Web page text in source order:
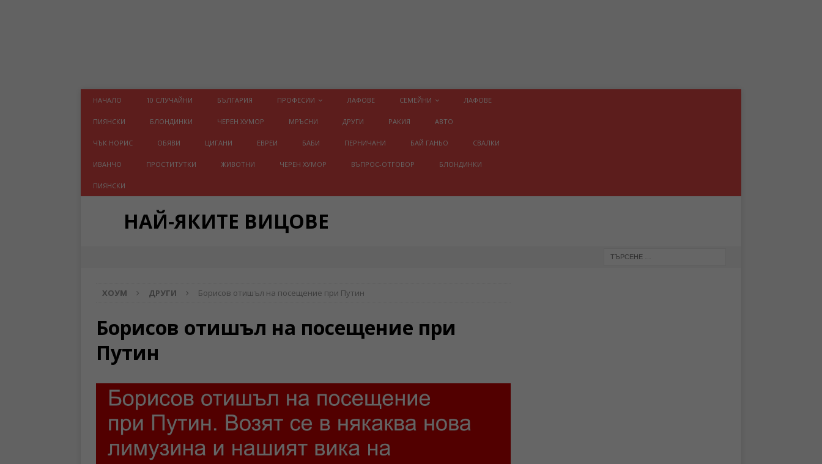
НАЧАЛО 10 СЛУЧАЙНИ БЪЛГАРИЯ ПРОФЕСИИ ЛАФОВЕ СЕМЕЙНИ ЛАФОВЕ
ПИЯНСКИ БЛОНДИНКИ ЧЕРЕН ХУМОР МРЪСНИ ДРУГИ РАКИЯ АВТО
ЧЪК НОРИС ОБЯВИ ЦИГАНИ ЕВРЕИ БАБИ ПЕРНИЧАНИ БАЙ ГАНЬО СВАЛКИ
ИВАНЧО ПРОСТИТУТКИ ЖИВОТНИ ЧЕРЕН ХУМОР ВЪПРОС-ОТГОВОР БЛОНДИНКИ
ПИЯНСКИ
НАЙ-ЯКИТЕ ВИЦОВЕ
ХОУМ ДРУГИ Борисов отишъл на посещение при Путин
Борисов отишъл на посещение при
Путин